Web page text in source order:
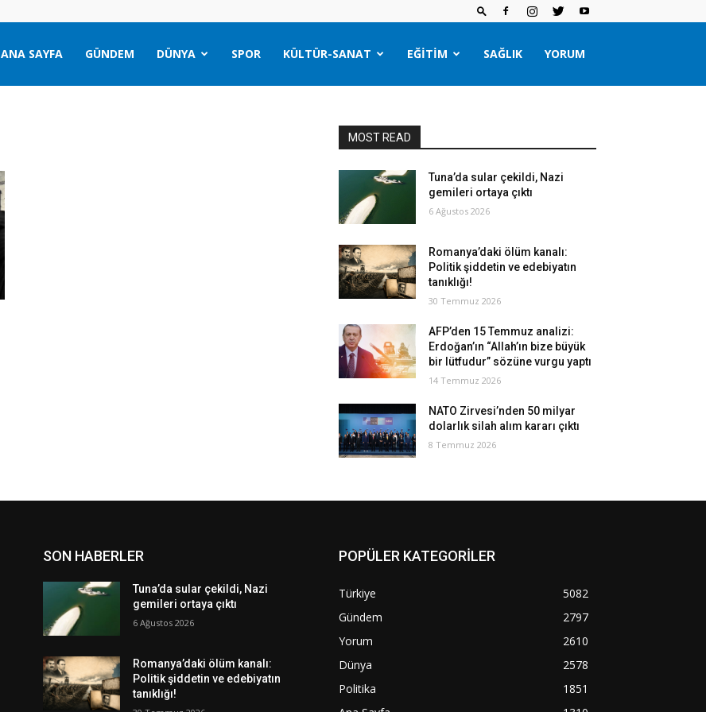
ANA SAYFA GÜNDEM DÜNYA SPOR KÜLTÜR-SANAT EĞITIM SAĞLIK YORUM
MOST READ
Tuna’da sular çekildi, Nazi
gemileri ortaya çıktı
6 Ağustos 2026
Romanya’daki ölüm kanalı:
Politik şiddetin ve edebiyatın
tanıklığı!
30 Temmuz 2026
AFP’den 15 Temmuz analizi:
Erdoğan’ın “Allah’ın bize büyük
bir lütfudur” sözüne vurgu yaptı
14 Temmuz 2026
NATO Zirvesi’nden 50 milyar
dolarlık silah alım kararı çıktı
8 Temmuz 2026
SON HABERLER
Tuna’da sular çekildi, Nazi
gemileri ortaya çıktı
6 Ağustos 2026
Romanya’daki ölüm kanalı:
Politik şiddetin ve edebiyatın
tanıklığı!
POPÜLER KATEGORİLER
Türkiye
5082
Gündem
2797
Yorum
2610
Dünya
2578
Politika
1851